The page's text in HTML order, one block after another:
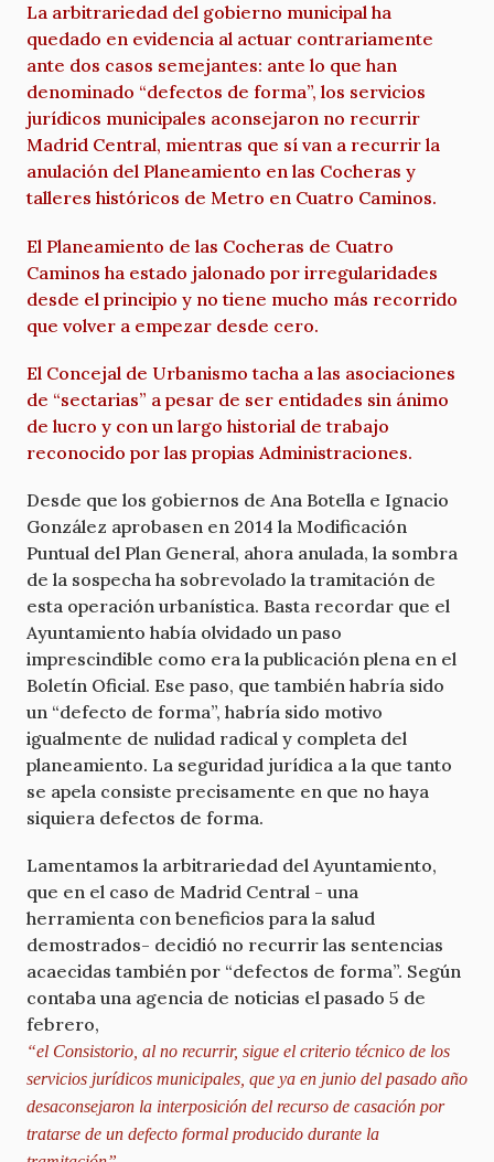
La arbitrariedad del gobierno municipal ha
quedado en evidencia al actuar contrariamente
ante dos casos semejantes: ante lo que han
denominado “defectos de forma”, los servicios
jurídicos municipales aconsejaron no recurrir
Madrid Central, mientras que sí van a recurrir la
anulación del Planeamiento en las Cocheras y
talleres históricos de Metro en Cuatro Caminos.
El Planeamiento de las Cocheras de Cuatro
Caminos ha estado jalonado por irregularidades
desde el principio y no tiene mucho más recorrido
que volver a empezar desde cero.
El Concejal de Urbanismo tacha a las asociaciones
de “sectarias” a pesar de ser entidades sin ánimo
de lucro y con un largo historial de trabajo
reconocido por las propias Administraciones.
Desde que los gobiernos de Ana Botella e Ignacio
González aprobasen en 2014 la Modificación
Puntual del Plan General, ahora anulada, la sombra
de la sospecha ha sobrevolado la tramitación de
esta operación urbanística. Basta recordar que el
Ayuntamiento había olvidado un paso
imprescindible como era la publicación plena en el
Boletín Oficial. Ese paso, que también habría sido
un “defecto de forma”, habría sido motivo
igualmente de nulidad radical y completa del
planeamiento. La seguridad jurídica a la que tanto
se apela consiste precisamente en que no haya
siquiera defectos de forma.
Lamentamos la arbitrariedad del Ayuntamiento,
que en el caso de Madrid Central - una
herramienta con beneficios para la salud
demostrados- decidió no recurrir las sentencias
acaecidas también por “defectos de forma”. Según
contaba una agencia de noticias el pasado 5 de
febrero,
“el Consistorio, al no recurrir, sigue el criterio técnico de los
servicios jurídicos municipales, que ya en junio del pasado año
desaconsejaron la interposición del recurso de casación por
tratarse de un defecto formal producido durante la